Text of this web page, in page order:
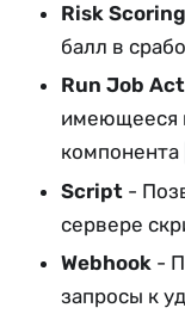
Risk Scoring
балл в
Run Job
имеющееся
компонента
Script -
сервере
Webhook -
запросы к